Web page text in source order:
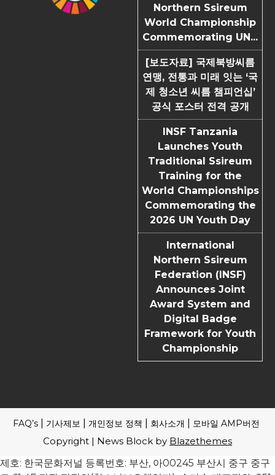
Northern Ssireum
World Championship
Commemorating UN...
[보도자료] 국제북방씨름
연맹, 전통과 미래 잇는 ‘국
제 청소년 씨름 챔피언십’
공식 포스터 전격 공개
INSF Tanzania
Launches Youth
Traditional Ssireum
Training for the
World Championships
Commemorating the
2026 UN Youth Day
International
Northern Ssireum
Federation (INSF)
Announces Joint
Award System and
Digital Badge
Framework for Youth
Championship
FAQ’s 기사제보 개인정보 정책 회사소개 모바일 AMP버전
Copyright | News Block by Blazethemes
제호: 한국문화저널 등록번호: 부산, 아00245 부산시 중구 중구